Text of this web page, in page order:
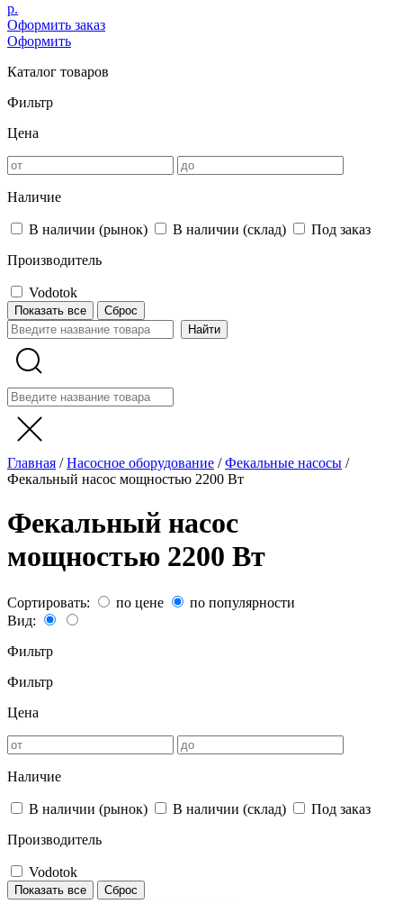
р.
Оформить заказ
Оформить
Каталог товаров
Фильтр
Цена
Наличие
В наличии (рынок) В наличии (склад)
Под заказ
Производитель
Vodotok
Показать все Сброс
Главная /Насосное оборудование /Фекальные насосы /
Фекальный насос мощностью 2200 Вт
Фекальный насос
мощностью 2200 Вт
Сортировать: по цене
по популярности
Вид:
Фильтр
Фильтр
Цена
Наличие
В наличии (рынок) В наличии (склад)
Под заказ
Производитель
Vodotok
Показать все Сброс